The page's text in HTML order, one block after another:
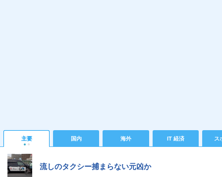
主要 国内 海外 IT 経済 ス
流しのタクシー捕まらない元凶か